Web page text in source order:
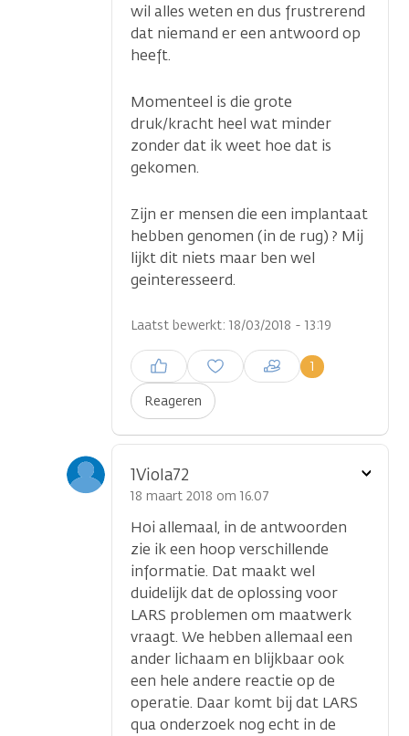
wil alles weten en dus frustrerend
dat niemand er een antwoord op
heeft.
Momenteel is die grote
druk/kracht heel wat minder
zonder dat ik weet hoe dat is
gekomen.
Zijn er mensen die een implantaat
hebben genomen (in de rug) ? Mij
lijkt dit niets maar ben wel
geinteresseerd.
Laatst bewerkt: 18/03/2018 - 13:19
Reageren
1
Inloggen om een reactie te
plaatsen
1Viola72
18 maart 2018 om 16.07
Hoi allemaal, in de antwoorden
zie ik een hoop verschillende
informatie. Dat maakt wel
duidelijk dat de oplossing voor
LARS problemen om maatwerk
vraagt. We hebben allemaal een
ander lichaam en blijkbaar ook
een hele andere reactie op de
operatie. Daar komt bij dat LARS
qua onderzoek nog echt in de
Toon